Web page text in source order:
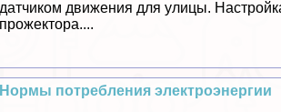
датчиком движения для улицы.
прожектора....
Нормы потрeбления электроэнергии